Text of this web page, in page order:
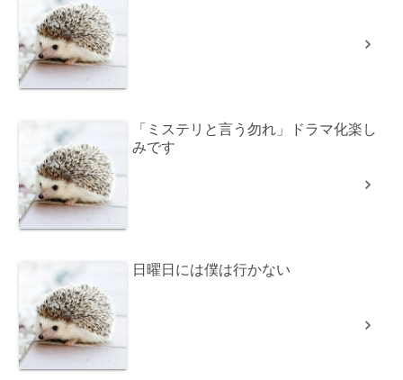
「ミステリと言う勿れ」ドラマ化楽し
みです
日曜日には僕は行かない